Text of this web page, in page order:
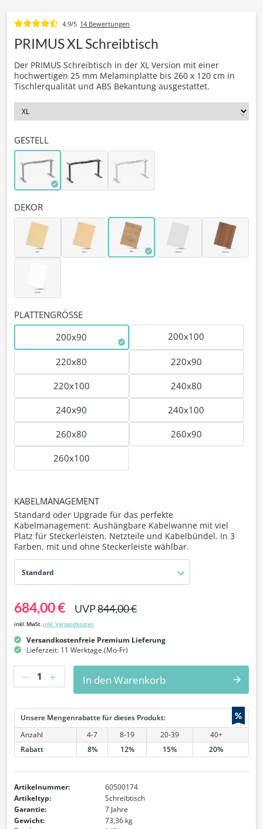
4.9/5 14 Bewertungen
PRIMUS XL Schreibtisch
Der PRIMUS Schreibtisch in der XL Version mit einer
hochwertigen 25 mm Melaminplatte bis 260 x 120 cm in
Tischlerqualität und ABS Bekantung ausgestattet.
GESTELL
DEKOR
PLATTENGRÖSSE
200x90
200x100
220x80 220x90
220x100 240x80
240x90 240x100
260x80 260x90
260x100
KABELMANAGEMENT
Standard oder Upgrade für das perfekte
Kabelmanagement: Aushängbare Kabelwanne mit viel
Platz für Steckerleisten, Netzteile und Kabelbündel. In 3
Farben, mit und ohne Steckerleiste wählbar.
Standard
684,00 € UVP844,00 €
inkl. MwSt.inkl. Versandkosten
Versandkostenfreie Premium Lieferung
Lieferzeit: 11 Werktage (Mo-Fr)
Anzahl
In den Warenkorb
%
Unsere Mengenrabatte für dieses Produkt:
Anzahl
4-7 8-19 20-39
40+
Rabatt
8% 12% 15% 20%
Artikelnummer:
60500174
Artikeltyp:
Schreibtisch
Garantie:
7 Jahre
Gewicht:
73,36 kg